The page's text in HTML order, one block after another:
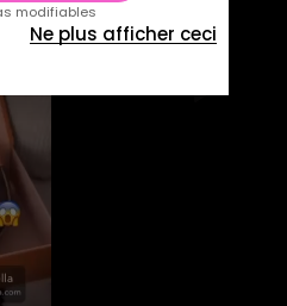
modifiables
Ne plus afficher ceci